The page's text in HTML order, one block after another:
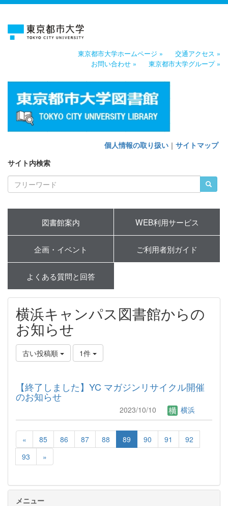
東京都市大学ホームページ »
交通アクセス »
お問い合わせ »
東京都市大学グループ »
個人情報の取り扱い ｜ サイトマップ
サイト内検索
図書館案内 WEB利用サービス
企画・イベント ご利用者別ガイド
よくある質問と回答
横浜キャンパス図書館からの
お知らせ
古い投稿順 1件
【終了しました】YC マガジンリサイクル開催
のお知らせ
2023/10/10 横浜
« 85 86 87 88 89 90 91
92
93
»
メニュー